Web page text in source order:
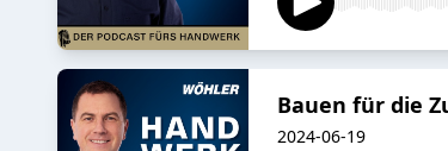
Bauen für die
2024-06-19